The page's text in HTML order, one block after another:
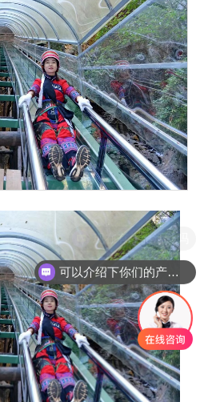
可以介绍下你们的产品么
现在有优惠活动吗